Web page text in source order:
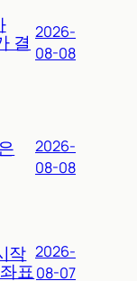
결 2026-
08-08
2026-
08-08
작
표
2026-
08-07